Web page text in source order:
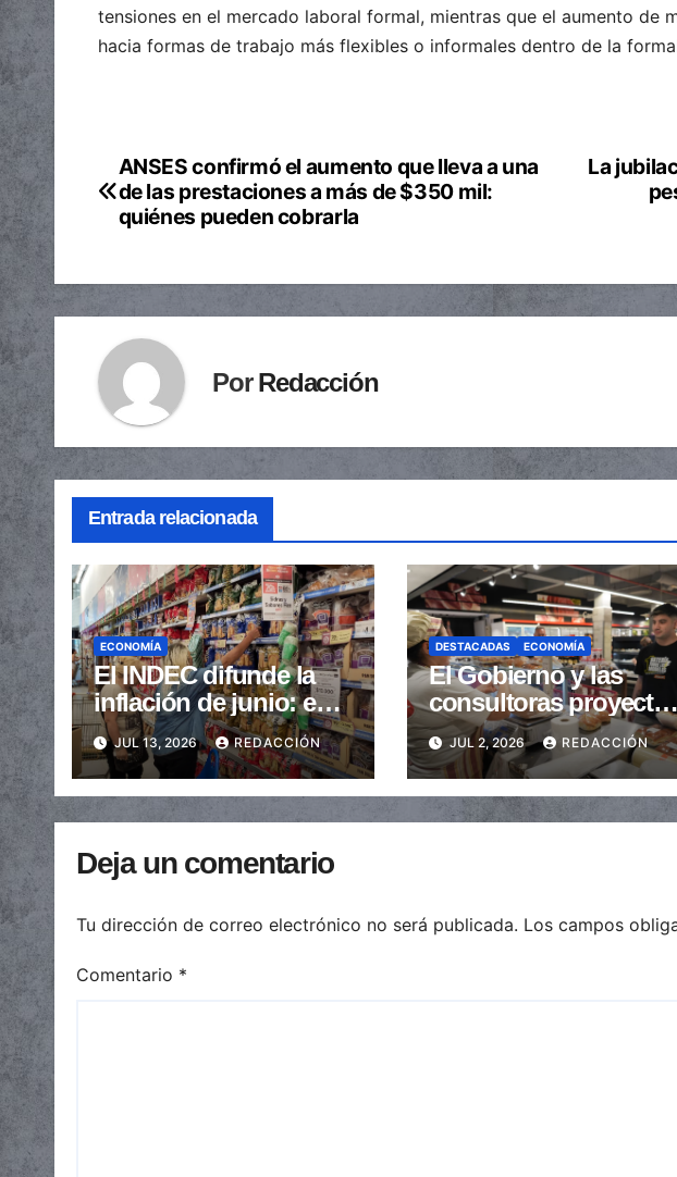
tensiones en el mercado laboral formal, mientras que el aumento de
hacia formas de trabajo más flexibles o informales dentro de la
Navegación
de
La
ANSES confirmó el aumento que lleva a una
de las prestaciones a más de $350 mil:
quiénes pueden cobrarla
PorRedacción
Entrada relacionada
ECONOMÍA
El INDEC difunde la
inflación de junio: en
cuánto podría
ubicarse
JUL 13, 2026 REDACCIÓN
DESTACADAS ECONOMÍA
El Gobierno y las
consultoras proyectan
que la inflación de
junio se ubicó debajo
del 2%
JUL 2, 2026 REDACCIÓN
Deja un comentario
Tu dirección de correo electrónico no será publicada. Los campos
Comentario *